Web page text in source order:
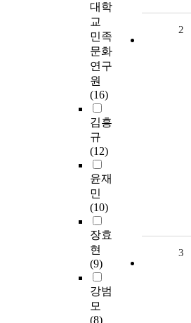
대학
교
민족
문화
연구
원
(16)
김흥
규
(12)
윤재
민
(10)
장효
현
(9)
강범
모
(8)
2
3